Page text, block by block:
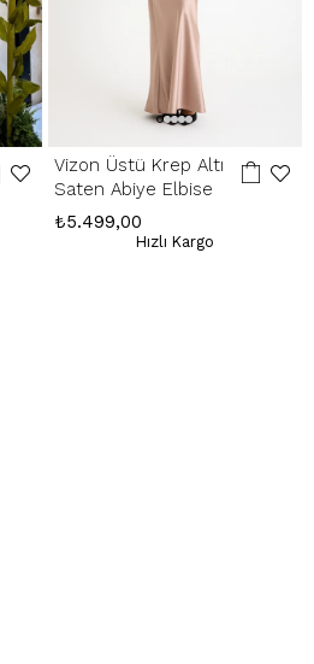
Vizon Üstü Krep Altı
Saten Abiye Elbise
₺5.499,00
Hızlı Kargo